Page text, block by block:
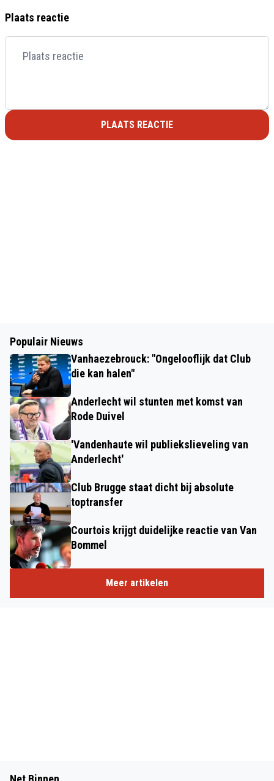
Plaats reactie
PLAATS REACTIE
Populair Nieuws
Vanhaezebrouck: "Ongelooflijk dat Club
die kan halen"
Anderlecht wil stunten met komst van
Rode Duivel
'Vandenhaute wil publiekslieveling van
Anderlecht'
Club Brugge staat dicht bij absolute
toptransfer
Courtois krijgt duidelijke reactie van Van
Bommel
Meer artikelen